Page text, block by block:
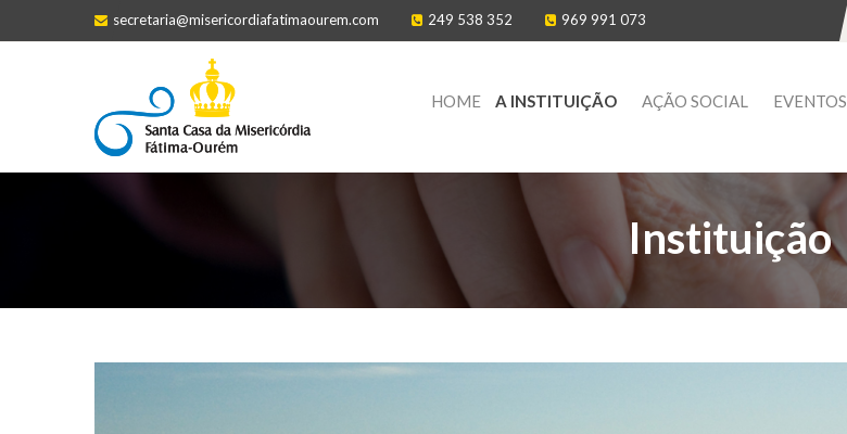
secretaria@misericordiafatimaourem.com 249 538 352 969 991 073
HOME A INSTITUIÇÃO AÇÃO SOCIAL EVENTOS
Instituição